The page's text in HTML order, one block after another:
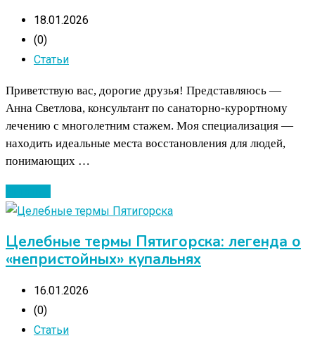
18.01.2026
(0)
Статьи
Приветствую вас, дорогие друзья! Представляюсь —
Анна Светлова, консультант по санаторно-курортному
лечению с многолетним стажем. Моя специализация —
находить идеальные места восстановления для людей,
понимающих …
Целебные термы Пятигорска: легенда о
«непристойных» купальнях
16.01.2026
(0)
Статьи